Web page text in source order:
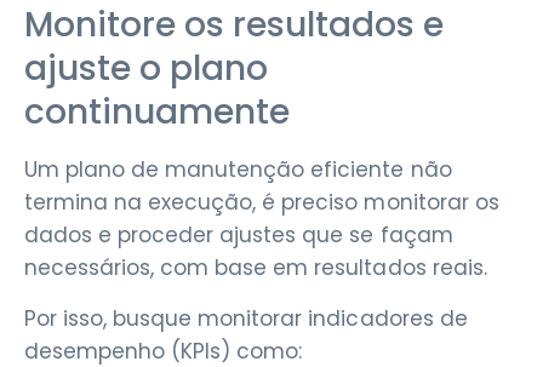
Monitore os resultados e
ajuste o plano
continuamente
Um plano de manutenção eficiente não
termina na execução, é preciso monitorar os
dados e proceder ajustes que se façam
necessários, com base em resultados reais.
Por isso, busque monitorar indicadores de
desempenho (KPIs) como: